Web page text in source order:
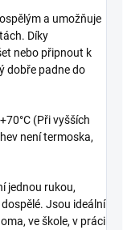
a umožňuje
Díky
nebo připnout k
dobře padne do
(Při vyšších
není termoska,
jednou rukou,
Jsou ideální
ve škole, v práci